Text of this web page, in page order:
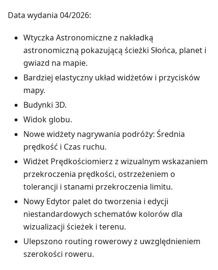
Data wydania 04/2026:
Wtyczka Astronomiczne z nakładką
astronomiczną pokazującą ścieżki Słońca, planet i
gwiazd na mapie.
Bardziej elastyczny układ widżetów i przycisków
mapy.
Budynki 3D.
Widok globu.
Nowe widżety nagrywania podróży: Średnia
prędkość i Czas ruchu.
Widżet Prędkościomierz z wizualnym wskazaniem
przekroczenia prędkości, ostrzeżeniem o
tolerancji i stanami przekroczenia limitu.
Nowy Edytor palet do tworzenia i edycji
niestandardowych schematów kolorów dla
wizualizacji ścieżek i terenu.
Ulepszono routing rowerowy z uwzględnieniem
szerokości roweru.